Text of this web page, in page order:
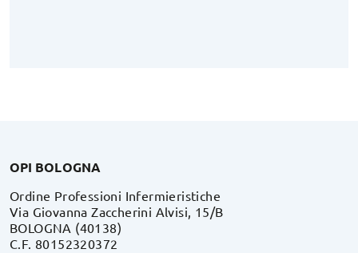
OPI BOLOGNA
Ordine Professioni Infermieristiche
Via Giovanna Zaccherini Alvisi, 15/B
BOLOGNA (40138)
C.F. 80152320372